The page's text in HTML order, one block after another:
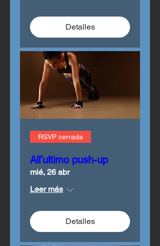
Detalles
RSVP cerrada
All’ultimo push-up
mié, 26 abr
Leer más
Detalles